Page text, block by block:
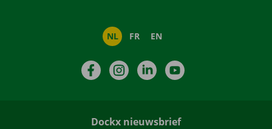
NL FR EN
FacebookInstagramLinkedIn
Dockx nieuwsbrief